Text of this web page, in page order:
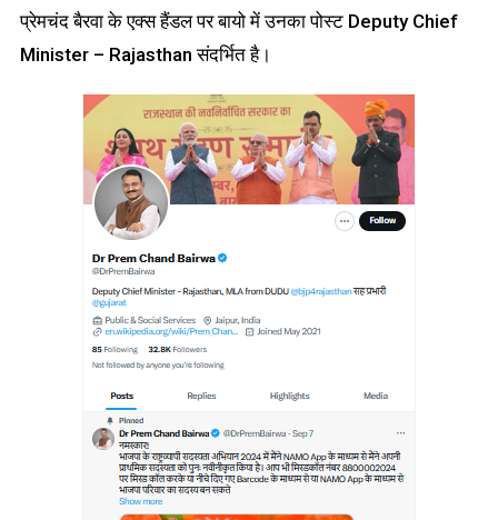
प्रेमचंद बैरवा के एक्स हैंडल पर बायो में उनका पोस्ट Deputy Chief
Minister – Rajasthan संदर्भित है।